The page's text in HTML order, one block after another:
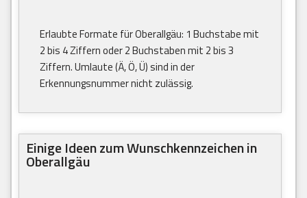
Erlaubte Formate für Oberallgäu: 1 Buchstabe mit
2 bis 4 Ziffern oder 2 Buchstaben mit 2 bis 3
Ziffern. Umlaute (Ä, Ö, Ü) sind in der
Erkennungsnummer nicht zulässig.
Einige Ideen zum Wunschkennzeichen in
Oberallgäu